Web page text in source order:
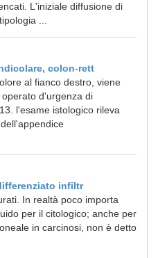
L'iniziale diffusione di
...
colon-rett
al fianco destro, viene
d'urgenza di
l'esame istologico rileva
infiltr
In realtà poco importa
per il citologico; anche per
in carcinosi, non è detto